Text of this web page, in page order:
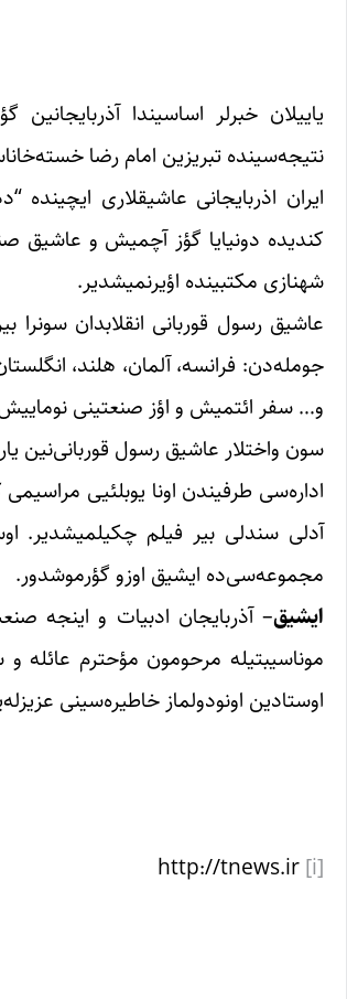
نتیجه‌سینده تبریزین امام رضا
شهنازی مکتبینده اؤیرنمیشدیر.
عاشیق رسول قوربانی انقلابدان سونرا
جومله‌دن: فرانسه، آلمان، هلند،
و… سفر ائتمیش و اؤز صنعتینی
سون واختلار عاشیق رسول قوربانی‌نین
آدلی سندلی بیر فیلم چکیلمیشدیر.
مجموعه‌سی‌ده ایشیق اوزو گؤرموشدور.
ایشیق– آذربایجان ادبیات و اینجه
موناسیبتیله مرحومون مؤحترم عائله
اوستادین اونودولماز خاطیره‌سینی
[i]